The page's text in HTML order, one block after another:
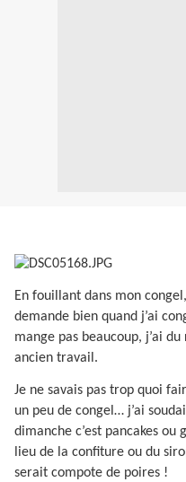
En fouillant dans mon
demande bien quand j’ai
mange pas beaucoup, j’ai
ancien travail.
Je ne savais pas trop quoi
un peu de congel… j’ai
dimanche c’est pancakes
lieu de la confiture ou du
serait compote de poires !